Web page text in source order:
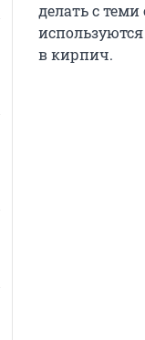
делать с
в кирпич.